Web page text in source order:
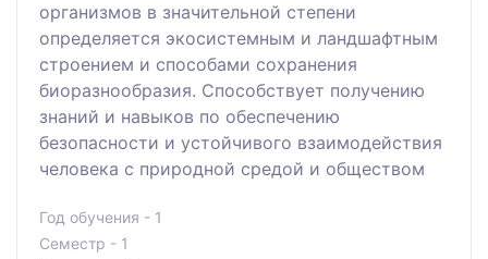
организмов в значительной степени
определяется экосистемным и ландшафтным
строением и способами сохранения
биоразнообразия. Способствует получению
знаний и навыков по обеспечению
безопасности и устойчивого взаимодействия
человека с природной средой и обществом
Год обучения - 1
Семестр - 1